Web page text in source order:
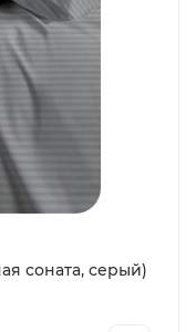
соната, серый)